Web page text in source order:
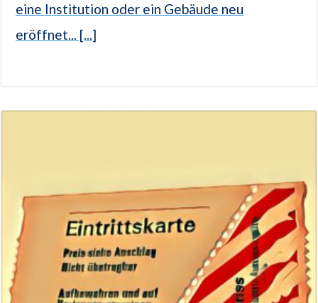
eine Institution oder ein Gebäude neu
eröffnet... [...]